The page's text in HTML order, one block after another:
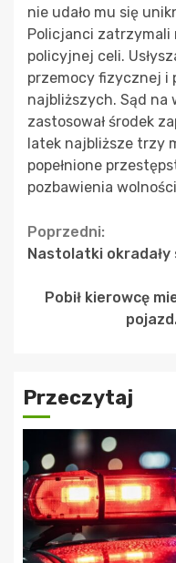
nie udało mu się
Policjanci zatrzymali
policyjnej celi.
przemocy fizycznej i
najbliższych. Sąd na
zastosował środek
latek najbliższe trzy
popełnione
pozbawienia
Continue
Poprzedni:
Nastolatki okradały
Pobił kierowcę
Przeczytaj